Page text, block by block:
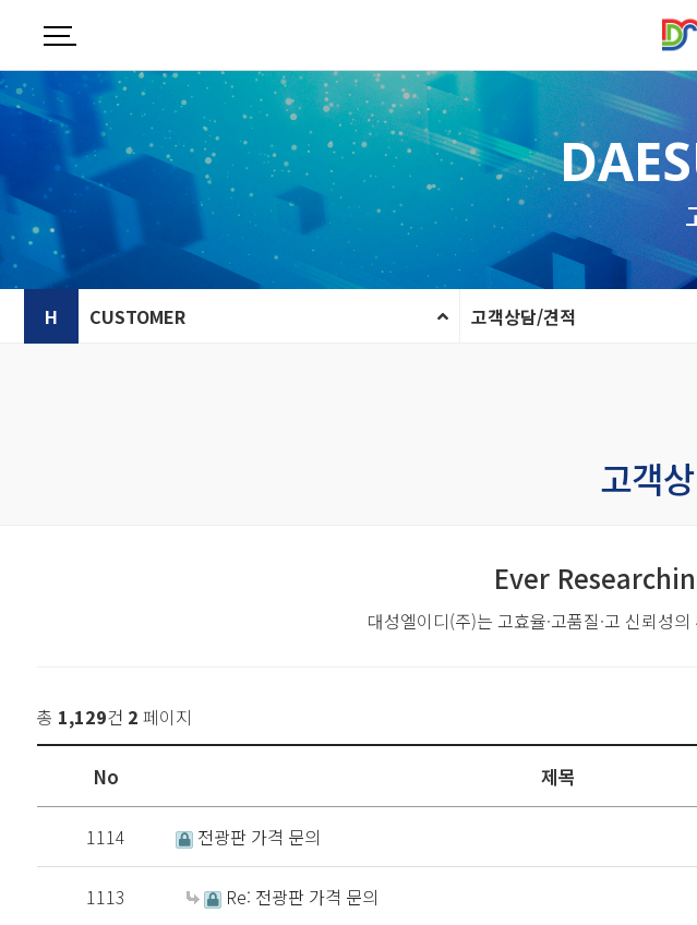
H CUSTOMER 고객상담/견적
고객
Ever
대성엘이디(주)는 고효율·고품질·고 신뢰성
총 1,129건 2 페이지
No 제목
1114 전광판 가격 문의
1113 Re: 전광판 가격 문의